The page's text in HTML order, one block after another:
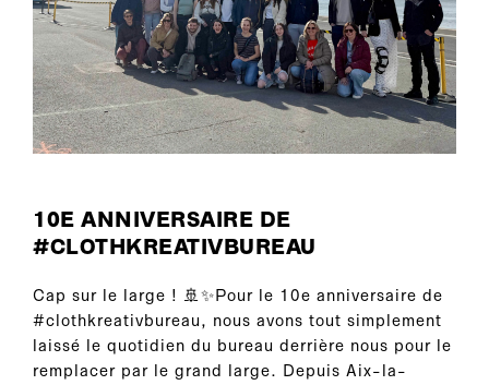
10E ANNIVERSAIRE DE
#CLOTHKREATIVBUREAU
Cap sur le large ! 🚢✨Pour le 10e anniversaire de
#clothkreativbureau, nous avons tout simplement
laissé le quotidien du bureau derrière nous pour le
remplacer par le grand large. Depuis Aix-la-